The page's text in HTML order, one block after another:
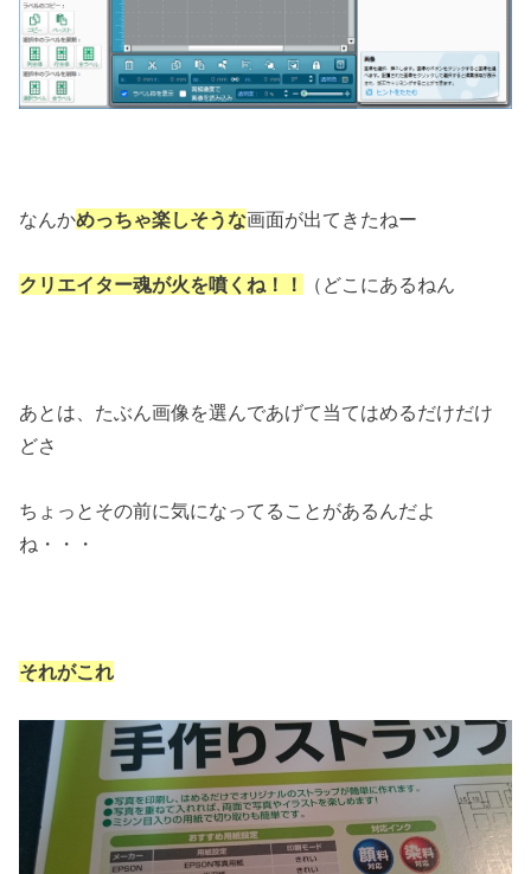
なんかめっちゃ楽しそうな画面が出てきたねー
クリエイター魂が火を噴くね！！ （どこにあるねん
あとは、たぶん画像を選んであげて当てはめるだけだけ
どさ
ちょっとその前に気になってることがあるんだよ
ね・・・
それがこれ